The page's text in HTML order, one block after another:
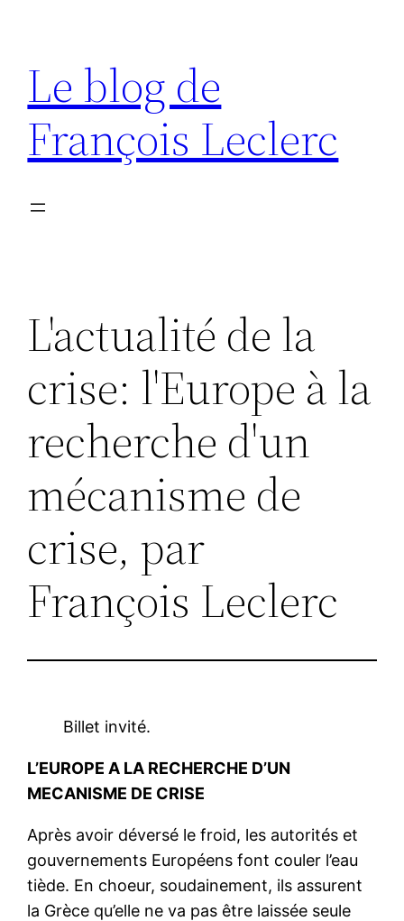
contenu
Le blog de
François Leclerc
L'actualité de la
crise: l'Europe à la
recherche d'un
mécanisme de
crise, par
François Leclerc
Billet invité.
L’EUROPE A LA RECHERCHE D’UN
MECANISME DE CRISE
Après avoir déversé le froid, les autorités et
gouvernements Européens font couler l’eau
tiède. En choeur, soudainement, ils assurent
la Grèce qu’elle ne va pas être laissée seule